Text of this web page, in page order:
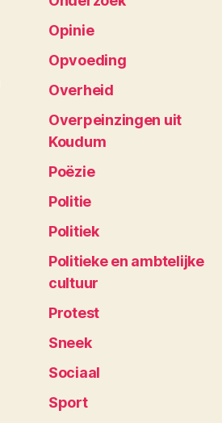
Opinie
Opvoeding
Overheid
Overpeinzingen uit
Koudum
Poëzie
Politie
Politiek
Politieke en ambtelijke
cultuur
Protest
Sneek
Sociaal
Sport